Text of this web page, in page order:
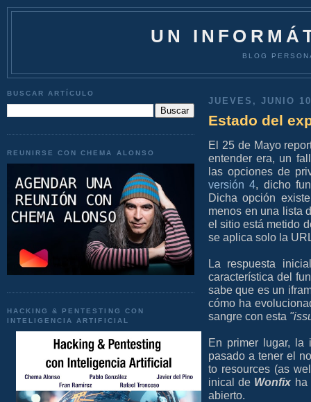
UN
BLOG
BUSCAR ARTÍCULO
REUNIRSE CON CHEMA ALONSO
HACKING & PENTESTING CON
INTELIGENCIA ARTIFICIAL
JUEVES, JUNIO
Estado del
El 25 de Mayo
entender era, un
las opciones de
versión 4, dicho
Dicha opción
menos en una lista
el sitio está metido
se aplica solo la
La respuesta
característica del
sabe que es un
cómo ha
sangre con esta
En primer lugar, la
pasado a tener el
to resources (as
inical de Wonfix ha
abierto.